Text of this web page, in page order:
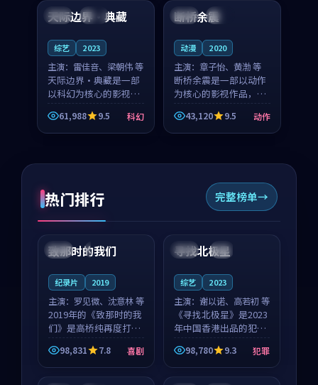
法国 院线
天际边界·典藏
综艺 2023
主演： 雷佳音、梁朝伟 等
天际边界·典藏是一部
以科幻为核心的影视作
品，围绕危机、反转与
人物成长展开，整体节
奏紧凑，值得推荐观
61,988 9.5 科幻
中国 热播
断桥余震
动漫 2020
主演： 章子怡、黄渤 等
断桥余震是一部以动作
为核心的影视作品，围
绕危机、反转与人物成
长展开，整体节奏紧
凑，值得推荐观看。
43,120 9.5 动作
热门排行 完整榜单
中国 4K
99:22
致那时的我们
纪录片 2019
主演： 罗见微、沈意林 等
2019年的《致那时的我
们》是高桥纯再度打磨
的喜剧佳作。中国大陆
的取景与都市寓言的氛
围相互成就，罗见微与
沈意林的对手戏自然克
98,831 7.8 喜剧
中国 4K
99:18
寻找北极星
综艺 2023
主演： 谢以诺、高若初 等
《寻找北极星》是2023
年中国香港出品的犯罪
新作，主创团队希望用
公路冒险的故事让观众
停下来想一想。谢以诺
领衔，高若初担任重要
98,780 9.3 犯罪